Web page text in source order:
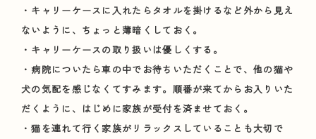
・キャリーケースに入れたらタオルを掛けるなど外から見え
ないように、ちょっと薄暗くしておく。
・キャリーケースの取り扱いは優しくする。
・病院についたら車の中でお待ちいただくことで、他の猫や
犬の気配を感じなくてすみます。順番が来てからお入りいた
だくように、はじめに家族が受付を済ませておく。
・猫を連れて行く家族がリラックスしていることも大切で